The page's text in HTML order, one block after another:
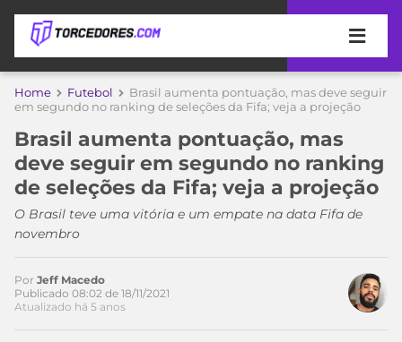
APOSTAS
DE
APOSTA
MELHORES
SITES
DE
APOSTAS
2026
COPA
DO
MUNDO
TIMES
MEU
TIME
CAMPEONATOS
Home Futebol
Brasil aumenta pontuação, mas deve seguir
em segundo no ranking de seleções da Fifa; veja a projeção
Brasil aumenta pontuação, mas
deve seguir em segundo no ranking
de seleções da Fifa; veja a projeção
O Brasil teve uma vitória e um empate na data Fifa de
novembro
Acesse o perfil do autor
no Twitter
Por Jeff Macedo
Publicado 08:02 de 18/11/2021
Atualizado há 5 anos